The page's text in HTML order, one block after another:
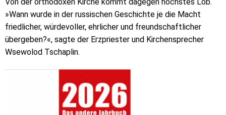
»Wann wurde in der russischen Geschichte je die Macht
friedlicher, würdevoller, ehrlicher und freundschaftlicher
übergeben?«, sagte der Erzpriester und Kirchensprecher
Wsewolod Tschaplin.